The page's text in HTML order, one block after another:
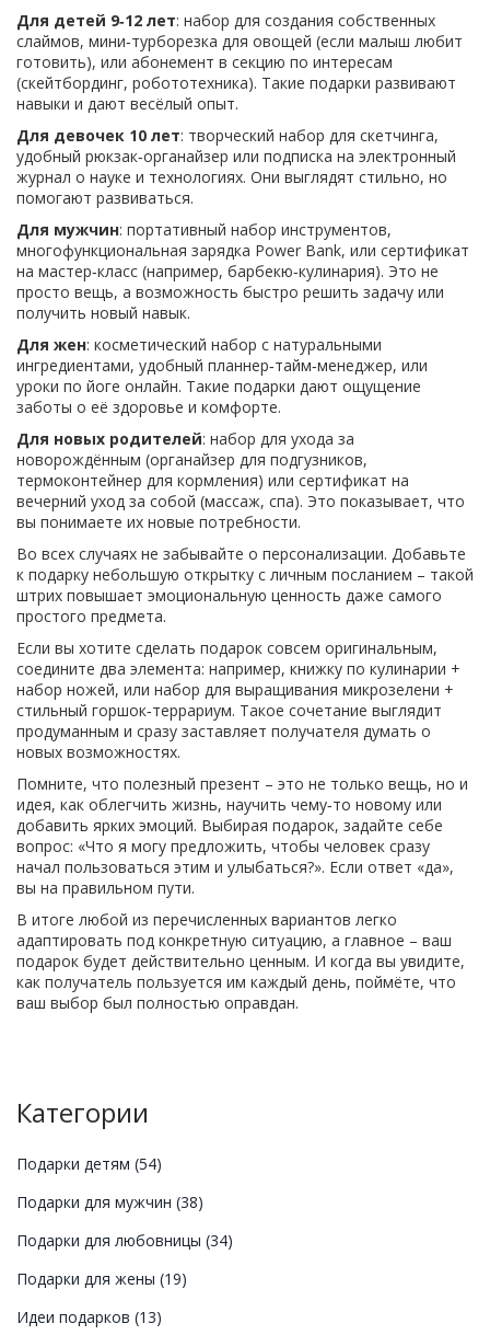
Для детей 9‑12 лет: набор для создания собственных
слаймов, мини‑турборезка для овощей (если малыш любит
готовить), или абонемент в секцию по интересам
(скейтбординг, робототехника). Такие подарки развивают
навыки и дают весёлый опыт.
Для девочек 10 лет: творческий набор для скетчинга,
удобный рюкзак‑органайзер или подписка на электронный
журнал о науке и технологиях. Они выглядят стильно, но
помогают развиваться.
Для мужчин: портативный набор инструментов,
многофункциональная зарядка Power Bank, или сертификат
на мастер‑класс (например, барбекю‑кулинария). Это не
просто вещь, а возможность быстро решить задачу или
получить новый навык.
Для жен: косметический набор с натуральными
ингредиентами, удобный планнер‑тайм‑менеджер, или
уроки по йоге онлайн. Такие подарки дают ощущение
заботы о её здоровье и комфорте.
Для новых родителей: набор для ухода за
новорождённым (органайзер для подгузников,
термоконтейнер для кормления) или сертификат на
вечерний уход за собой (массаж, спа). Это показывает, что
вы понимаете их новые потребности.
Во всех случаях не забывайте о персонализации. Добавьте
к подарку небольшую открытку с личным посланием – такой
штрих повышает эмоциональную ценность даже самого
простого предмета.
Если вы хотите сделать подарок совсем оригинальным,
соедините два элемента: например, книжку по кулинарии +
набор ножей, или набор для выращивания микрозелени +
стильный горшок‑террариум. Такое сочетание выглядит
продуманным и сразу заставляет получателя думать о
новых возможностях.
Помните, что полезный презент – это не только вещь, но и
идея, как облегчить жизнь, научить чему‑то новому или
добавить ярких эмоций. Выбирая подарок, задайте себе
вопрос: «Что я могу предложить, чтобы человек сразу
начал пользоваться этим и улыбаться?». Если ответ «да»,
вы на правильном пути.
В итоге любой из перечисленных вариантов легко
адаптировать под конкретную ситуацию, а главное – ваш
подарок будет действительно ценным. И когда вы увидите,
как получатель пользуется им каждый день, поймёте, что
ваш выбор был полностью оправдан.
Категории
Подарки детям (54)
Подарки для мужчин (38)
Подарки для любовницы (34)
Подарки для жены (19)
Идеи подарков (13)